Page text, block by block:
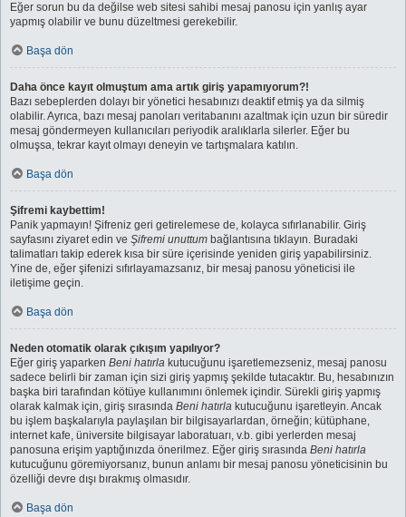
Eğer sorun bu da değilse web sitesi sahibi mesaj panosu için yanlış ayar
yapmış olabilir ve bunu düzeltmesi gerekebilir.
Başa dön
Daha önce kayıt olmuştum ama artık giriş yapamıyorum?!
Bazı sebeplerden dolayı bir yönetici hesabınızı deaktif etmiş ya da silmiş
olabilir. Ayrıca, bazı mesaj panoları veritabanını azaltmak için uzun bir süredir
mesaj göndermeyen kullanıcıları periyodik aralıklarla silerler. Eğer bu
olmuşsa, tekrar kayıt olmayı deneyin ve tartışmalara katılın.
Başa dön
Şifremi kaybettim!
Panik yapmayın! Şifreniz geri getirelemese de, kolayca sıfırlanabilir. Giriş
sayfasını ziyaret edin ve Şifremi unuttum bağlantısına tıklayın. Buradaki
talimatları takip ederek kısa bir süre içerisinde yeniden giriş yapabilirsiniz.
Yine de, eğer şifenizi sıfırlayamazsanız, bir mesaj panosu yöneticisi ile
iletişime geçin.
Başa dön
Neden otomatik olarak çıkışım yapılıyor?
Eğer giriş yaparken Beni hatırla kutucuğunu işaretlemezseniz, mesaj panosu
sadece belirli bir zaman için sizi giriş yapmış şekilde tutacaktır. Bu, hesabınızın
başka biri tarafından kötüye kullanımını önlemek içindir. Sürekli giriş yapmış
olarak kalmak için, giriş sırasında Beni hatırla kutucuğunu işaretleyin. Ancak
bu işlem başkalarıyla paylaşılan bir bilgisayarlardan, örneğin; kütüphane,
internet kafe, üniversite bilgisayar laboratuarı, v.b. gibi yerlerden mesaj
panosuna erişim yaptığınızda önerilmez. Eğer giriş sırasında Beni hatırla
kutucuğunu göremiyorsanız, bunun anlamı bir mesaj panosu yöneticisinin bu
özelliği devre dışı bırakmış olmasıdır.
Başa dön